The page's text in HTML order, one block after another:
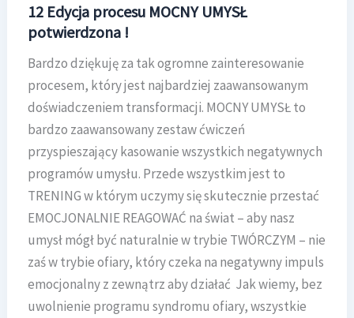
12 Edycja procesu MOCNY UMYSŁ
potwierdzona !
Bardzo dziękuję za tak ogromne zainteresowanie
procesem, który jest najbardziej zaawansowanym
doświadczeniem transformacji. MOCNY UMYSŁ to
bardzo zaawansowany zestaw ćwiczeń
przyspieszający kasowanie wszystkich negatywnych
programów umysłu. Przede wszystkim jest to
TRENING w którym uczymy się skutecznie przestać
EMOCJONALNIE REAGOWAĆ na świat – aby nasz
umysł mógł być naturalnie w trybie TWÓRCZYM – nie
zaś w trybie ofiary, który czeka na negatywny impuls
emocjonalny z zewnątrz aby działać Jak wiemy, bez
uwolnienie programu syndromu ofiary, wszystkie